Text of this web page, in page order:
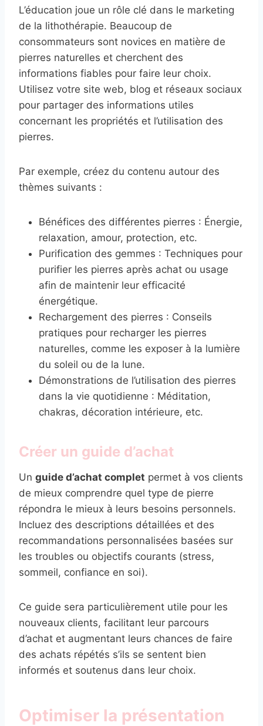
L’éducation joue un rôle clé dans le marketing
de la lithothérapie. Beaucoup de
consommateurs sont novices en matière de
pierres naturelles et cherchent des
informations fiables pour faire leur choix.
Utilisez votre site web, blog et réseaux sociaux
pour partager des informations utiles
concernant les propriétés et l’utilisation des
pierres.
Par exemple, créez du contenu autour des
thèmes suivants :
Bénéfices des différentes pierres : Énergie,
relaxation, amour, protection, etc.
Purification des gemmes : Techniques pour
purifier les pierres après achat ou usage
afin de maintenir leur efficacité
énergétique.
Rechargement des pierres : Conseils
pratiques pour recharger les pierres
naturelles, comme les exposer à la lumière
du soleil ou de la lune.
Démonstrations de l’utilisation des pierres
dans la vie quotidienne : Méditation,
chakras, décoration intérieure, etc.
Créer un guide d’achat
Un guide d’achat complet permet à vos clients
de mieux comprendre quel type de pierre
répondra le mieux à leurs besoins personnels.
Incluez des descriptions détaillées et des
recommandations personnalisées basées sur
les troubles ou objectifs courants (stress,
sommeil, confiance en soi).
Ce guide sera particulièrement utile pour les
nouveaux clients, facilitant leur parcours
d’achat et augmentant leurs chances de faire
des achats répétés s’ils se sentent bien
informés et soutenus dans leur choix.
Optimiser la présentation